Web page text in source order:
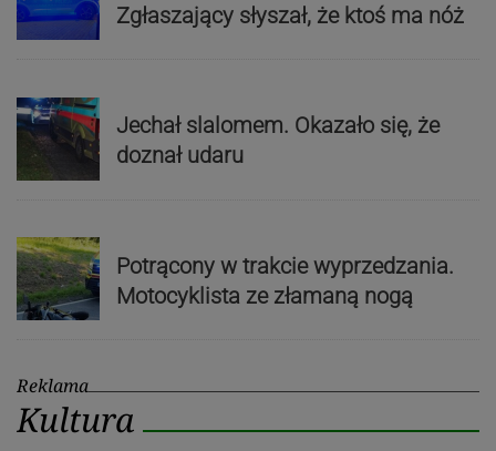
Zgłaszający słyszał, że ktoś ma nóż
Jechał slalomem. Okazało się, że
doznał udaru
Potrącony w trakcie wyprzedzania.
Motocyklista ze złamaną nogą
Reklama
Kultura